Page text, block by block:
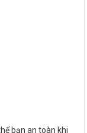
bạn an toàn khi